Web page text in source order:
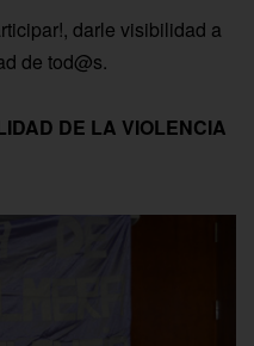
darle visibilidad a
de tod@s.
DE LA VIOLENCIA